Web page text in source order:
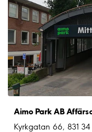
Aimo Park AB
Kyrkgatan 66, 831 34